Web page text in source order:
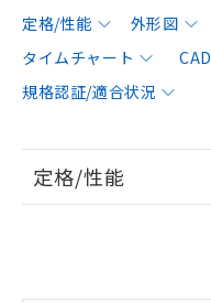
定格/性能 外形図
タイムチャート
CAD
規格認証/適合状況
定格/性能